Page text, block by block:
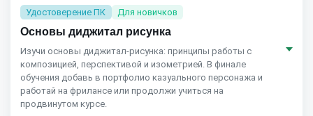
Удостоверение ПК Для новичков
Основы диджитал рисунка
Изучи основы диджитал-рисунка: принципы работы с
композицией, перспективой и изометрией. В финале
обучения добавь в портфолио казуального персонажа и
работай на фрилансе или продолжи учиться на
продвинутом курсе.